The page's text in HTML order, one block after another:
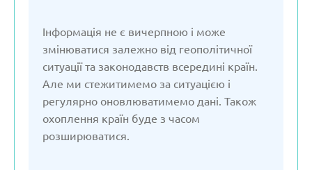
Інформація не є вичерпною і може
змінюватися залежно від геополітичної
ситуації та законодавств всередині країн.
Але ми стежитимемо за ситуацією і
регулярно оновлюватимемо дані. Також
охоплення країн буде з часом
розширюватися.
Латвія
Молдова
Нідерланди